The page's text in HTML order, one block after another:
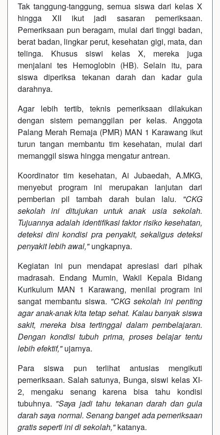
Tak tanggung-tanggung, semua siswa dari kelas X
hingga XII ikut jadi sasaran pemeriksaan.
Pemeriksaan pun beragam, mulai dari tinggi badan,
berat badan, lingkar perut, kesehatan gigi, mata, dan
telinga. Khusus siswi kelas X, mereka juga
menjalani tes Hemoglobin (HB). Selain itu, para
siswa diperiksa tekanan darah dan kadar gula
darahnya.
Agar lebih tertib, teknis pemeriksaan dilakukan
dengan sistem pemanggilan per kelas. Anggota
Palang Merah Remaja (PMR) MAN 1 Karawang ikut
turun tangan membantu tim kesehatan, mulai dari
memanggil siswa hingga mengatur antrean.
Koordinator tim kesehatan, Ai Jubaedah, A.MKG,
menyebut program ini merupakan lanjutan dari
pemberian pil tambah darah bulan lalu. "CKG
sekolah ini ditujukan untuk anak usia sekolah.
Tujuannya adalah identifikasi faktor risiko kesehatan,
deteksi dini kondisi pra penyakit, sekaligus deteksi
penyakit lebih awal,"ungkapnya.
Kegiatan ini pun mendapat apresiasi dari pihak
madrasah. Endang Mumin, Wakil Kepala Bidang
Kurikulum MAN 1 Karawang, menilai program ini
sangat membantu siswa. "CKG sekolah ini penting
agar anak-anak kita tetap sehat. Kalau banyak siswa
sakit, mereka bisa tertinggal dalam pembelajaran.
Dengan kondisi tubuh prima, proses belajar tentu
lebih efektif,"ujarnya.
Para siswa pun terlihat antusias mengikuti
pemeriksaan. Salah satunya, Bunga, siswi kelas XI-
2, mengaku senang karena bisa tahu kondisi
tubuhnya. "Saya jadi tahu tekanan darah dan gula
darah saya normal. Senang banget ada pemeriksaan
gratis seperti ini di sekolah,"katanya.